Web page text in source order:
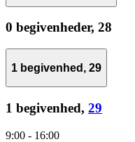
0 begivenheder, 28
1 begivenhed, 29
1 begivenhed, 29
9:00 - 16:00